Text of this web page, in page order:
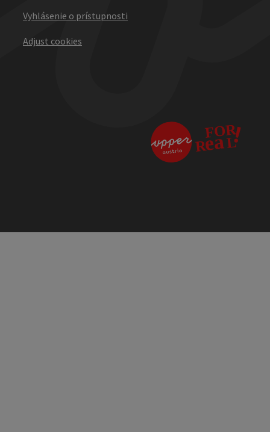
Vyhlásenie o prístupnosti
Adjust cookies